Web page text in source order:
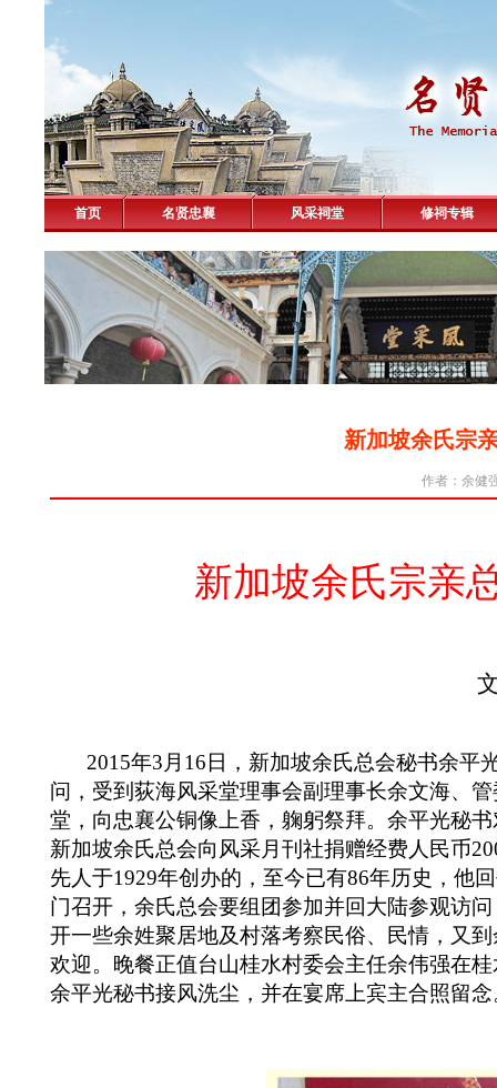
首页 名贤忠襄 风采祠堂 修祠专辑
新加坡余氏宗
作者：余健
新加坡余氏宗亲
2015年3 月 16 日，新加坡余氏总会秘书余平
问，受到荻海风采堂理事会副理事长余文海、
堂，向忠襄公铜像上香，躹躬祭拜。余平光秘
新加坡余氏总会向风采月刊社捐赠经费人民币
先人于1929年创办的，至今已有86年历史，他
门召开，余氏总会要组团参加并回大陆参观访
开一些余姓聚居地及村落考察民俗、民情，又
欢迎。晚餐正值台山桂水村委会主任余伟强在
余平光秘书接风洗尘，并在宴席上宾主合照留念